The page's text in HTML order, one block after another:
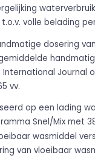
volle belading
dosering
Journal
vv.
op een lading
Snel/Mix met
wasmiddel
van vloeibaar